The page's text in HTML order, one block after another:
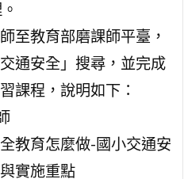
至教育部磨課師平臺，
通安全」搜尋，並完成
課程，說明如下：
教育怎麼做-國小交通安
實施重點